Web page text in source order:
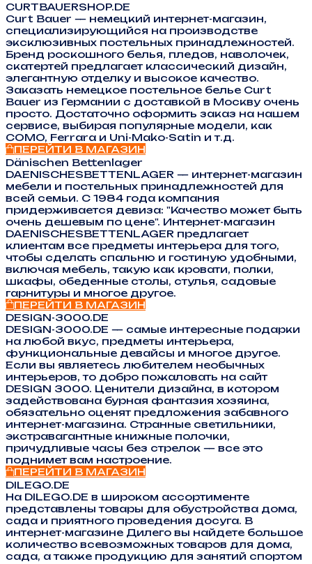
CURTBAUERSHOP.DE
Curt Bauer — немецкий интернет-магазин,
специализирующийся на производстве
эксклюзивных постельных принадлежностей.
Бренд роскошного белья, пледов, наволочек,
скатертей предлагает классический дизайн,
элегантную отделку и высокое качество.
Заказать немецкое постельное белье Curt
Bauer из Германии с доставкой в Москву очень
просто. Достаточно оформить заказ на нашем
сервисе, выбирая популярные модели, как
COMO, Ferrara и Uni-Mako-Satin и т.д.
ПЕРЕЙТИ В МАГАЗИН
Dänischen Bettenlager
DAENISCHESBETTENLAGER — интернет-магазин
мебели и постельных принадлежностей для
всей семьи. С 1984 года компания
придерживается девиза: "Качество может быть
очень дешевым по цене". Интернет-магазин
DAENISCHESBETTENLAGER предлагает
клиентам все предметы интерьера для того,
чтобы сделать спальню и гостиную удобными,
включая мебель, такую как кровати, полки,
шкафы, обеденные столы, стулья, садовые
гарнитуры и многое другое.
ПЕРЕЙТИ В МАГАЗИН
DESIGN-3000.DE
DESIGN-3000.DE — самые интересные подарки
на любой вкус, предметы интерьера,
функциональные девайсы и многое другое.
Если вы являетесь любителем необычных
интерьеров, то добро пожаловать на сайт
DESIGN 3000. Ценители дизайна, в котором
задействована бурная фантазия хозяина,
обязательно оценят предложения забавного
интернет-магазина. Странные светильники,
экстравагантные книжные полочки,
причудливые часы без стрелок — все это
поднимет вам настроение.
ПЕРЕЙТИ В МАГАЗИН
DILEGO.DE
На DILEGO.DE в широком ассортименте
представлены товары для обустройства дома,
сада и приятного проведения досуга. В
интернет-магазине Дилего вы найдете большое
количество всевозможных товаров для дома,
сада, а также продукцию для занятий спортом